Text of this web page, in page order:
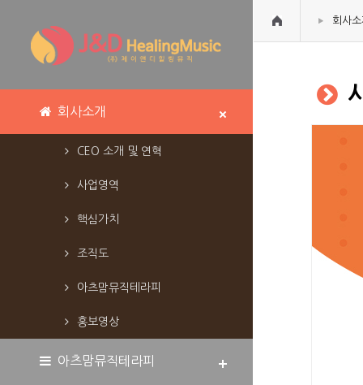
회사
회사소개
CEO 소개 및 연혁
사업영역
핵심가치
조직도
아츠맘뮤직테라피
홍보영상
아츠맘뮤직테라피